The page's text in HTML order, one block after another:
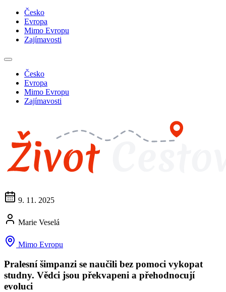
Česko
Evropa
Mimo Evropu
Zajímavosti
Česko
Evropa
Mimo Evropu
Zajímavosti
9. 11. 2025
Marie Veselá
Mimo Evropu
Pralesní šimpanzi se naučili bez pomoci vykopat
studny. Vědci jsou překvapeni a přehodnocují
evoluci